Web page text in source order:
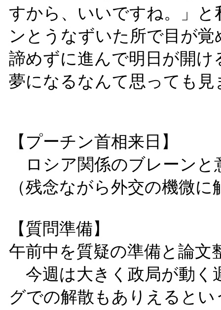
すから、いいですね。」
ンとうなずいた所で目が
諦めずに進んで明日が開
夢になるなんて思っても見
【プーチン首相来日】
ロシア関係のブレーンと
（残念ながら外交の機微
【質問準備】
午前中を質疑の準備と論文
今週は大きく政局が動く
グでの解散もありえると